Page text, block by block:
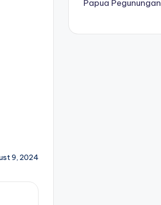
9, 2024
Papua Pegunungan